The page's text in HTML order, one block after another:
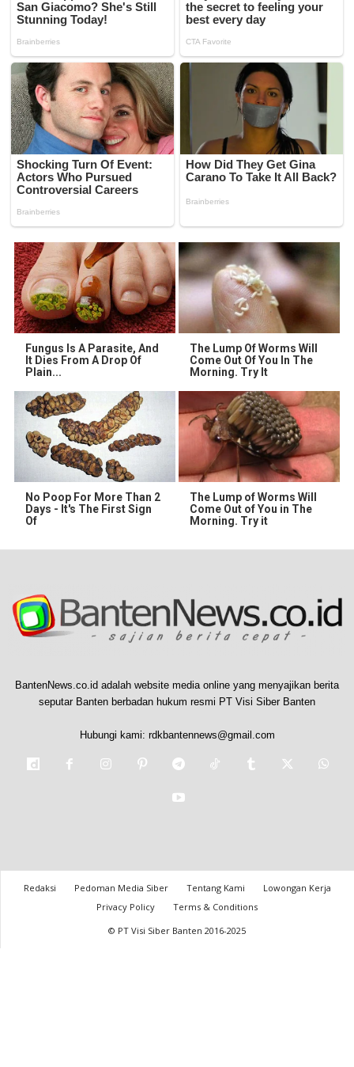
Fungus Is A Parasite, And
It Dies From A Drop Of
Plain...
The Lump Of Worms Will
Come Out Of You In The
Morning. Try It
No Poop For More Than 2
Days - It's The First Sign
Of
The Lump of Worms Will
Come Out of You in The
Morning. Try it
BantenNews.co.id adalah website media online yang menyajikan berita
seputar Banten berbadan hukum resmi PT Visi Siber Banten
Hubungi kami: rdkbantennews@gmail.com
Redaksi Pedoman Media Siber Tentang Kami
Lowongan Kerja
Privacy Policy
Terms & Conditions
© PT Visi Siber Banten 2016-2025